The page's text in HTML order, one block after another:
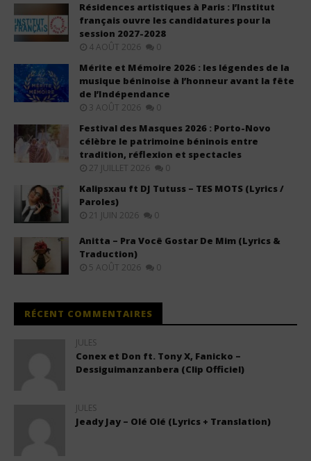
Résidences artistiques à Paris : l’Institut
français ouvre les candidatures pour la
session 2027-2028
4 AOÛT 2026 0
Mérite et Mémoire 2026 : les légendes de la
musique béninoise à l’honneur avant la fête
de l’Indépendance
3 AOÛT 2026 0
Festival des Masques 2026 : Porto-Novo
célèbre le patrimoine béninois entre
tradition, réflexion et spectacles
27 JUILLET 2026 0
Kalipsxau ft DJ Tutuss – TES MOTS (Lyrics /
Paroles)
21 JUIN 2026 0
Anitta – Pra Você Gostar De Mim (Lyrics &
Traduction)
5 AOÛT 2026 0
RÉCENT COMMENTAIRES
JULES
Conex et Don ft. Tony X, Fanicko –
Dessiguimanzanbera (Clip Officiel)
JULES
Jeady Jay – Olé Olé (Lyrics + Translation)